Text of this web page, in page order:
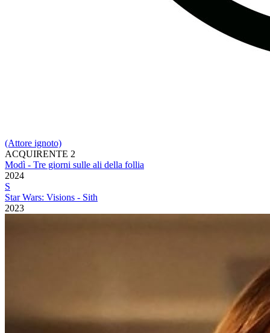
(Attore ignoto)
ACQUIRENTE 2
Modì - Tre giorni sulle ali della follia
2024
S
Star Wars: Visions - Sith
2023